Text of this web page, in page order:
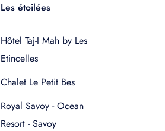
Les étoilées
Hôtel Taj-I Mah by Les
Etincelles
Chalet Le Petit Bes
Royal Savoy - Ocean
Resort - Savoy